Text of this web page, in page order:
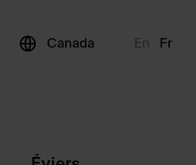
Canada En Fr